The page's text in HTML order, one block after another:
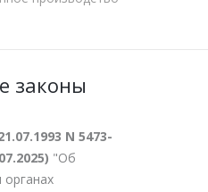
законы
N 5473-
"Об
органах